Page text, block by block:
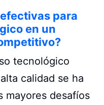
para
en un
tecnológico
calidad se ha
mayores desafíos